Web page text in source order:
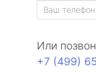
Или
+7 (499)